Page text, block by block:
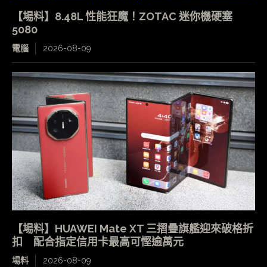
【場料】8.48L 性能狂魔！ZOTAC 迷你機硬塞
5080
電腦 2026-08-09
【場料】HUAWEI Mate XT 三摺疊旗艦迎來破格折
扣 配合指定信用卡最高可慳逾萬元
場料 2026-08-09